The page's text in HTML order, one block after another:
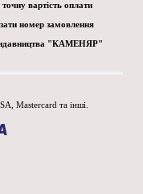
вартість оплати
номер замовлення
видавництва "КАМЕНЯР"
Mastercard та інші.